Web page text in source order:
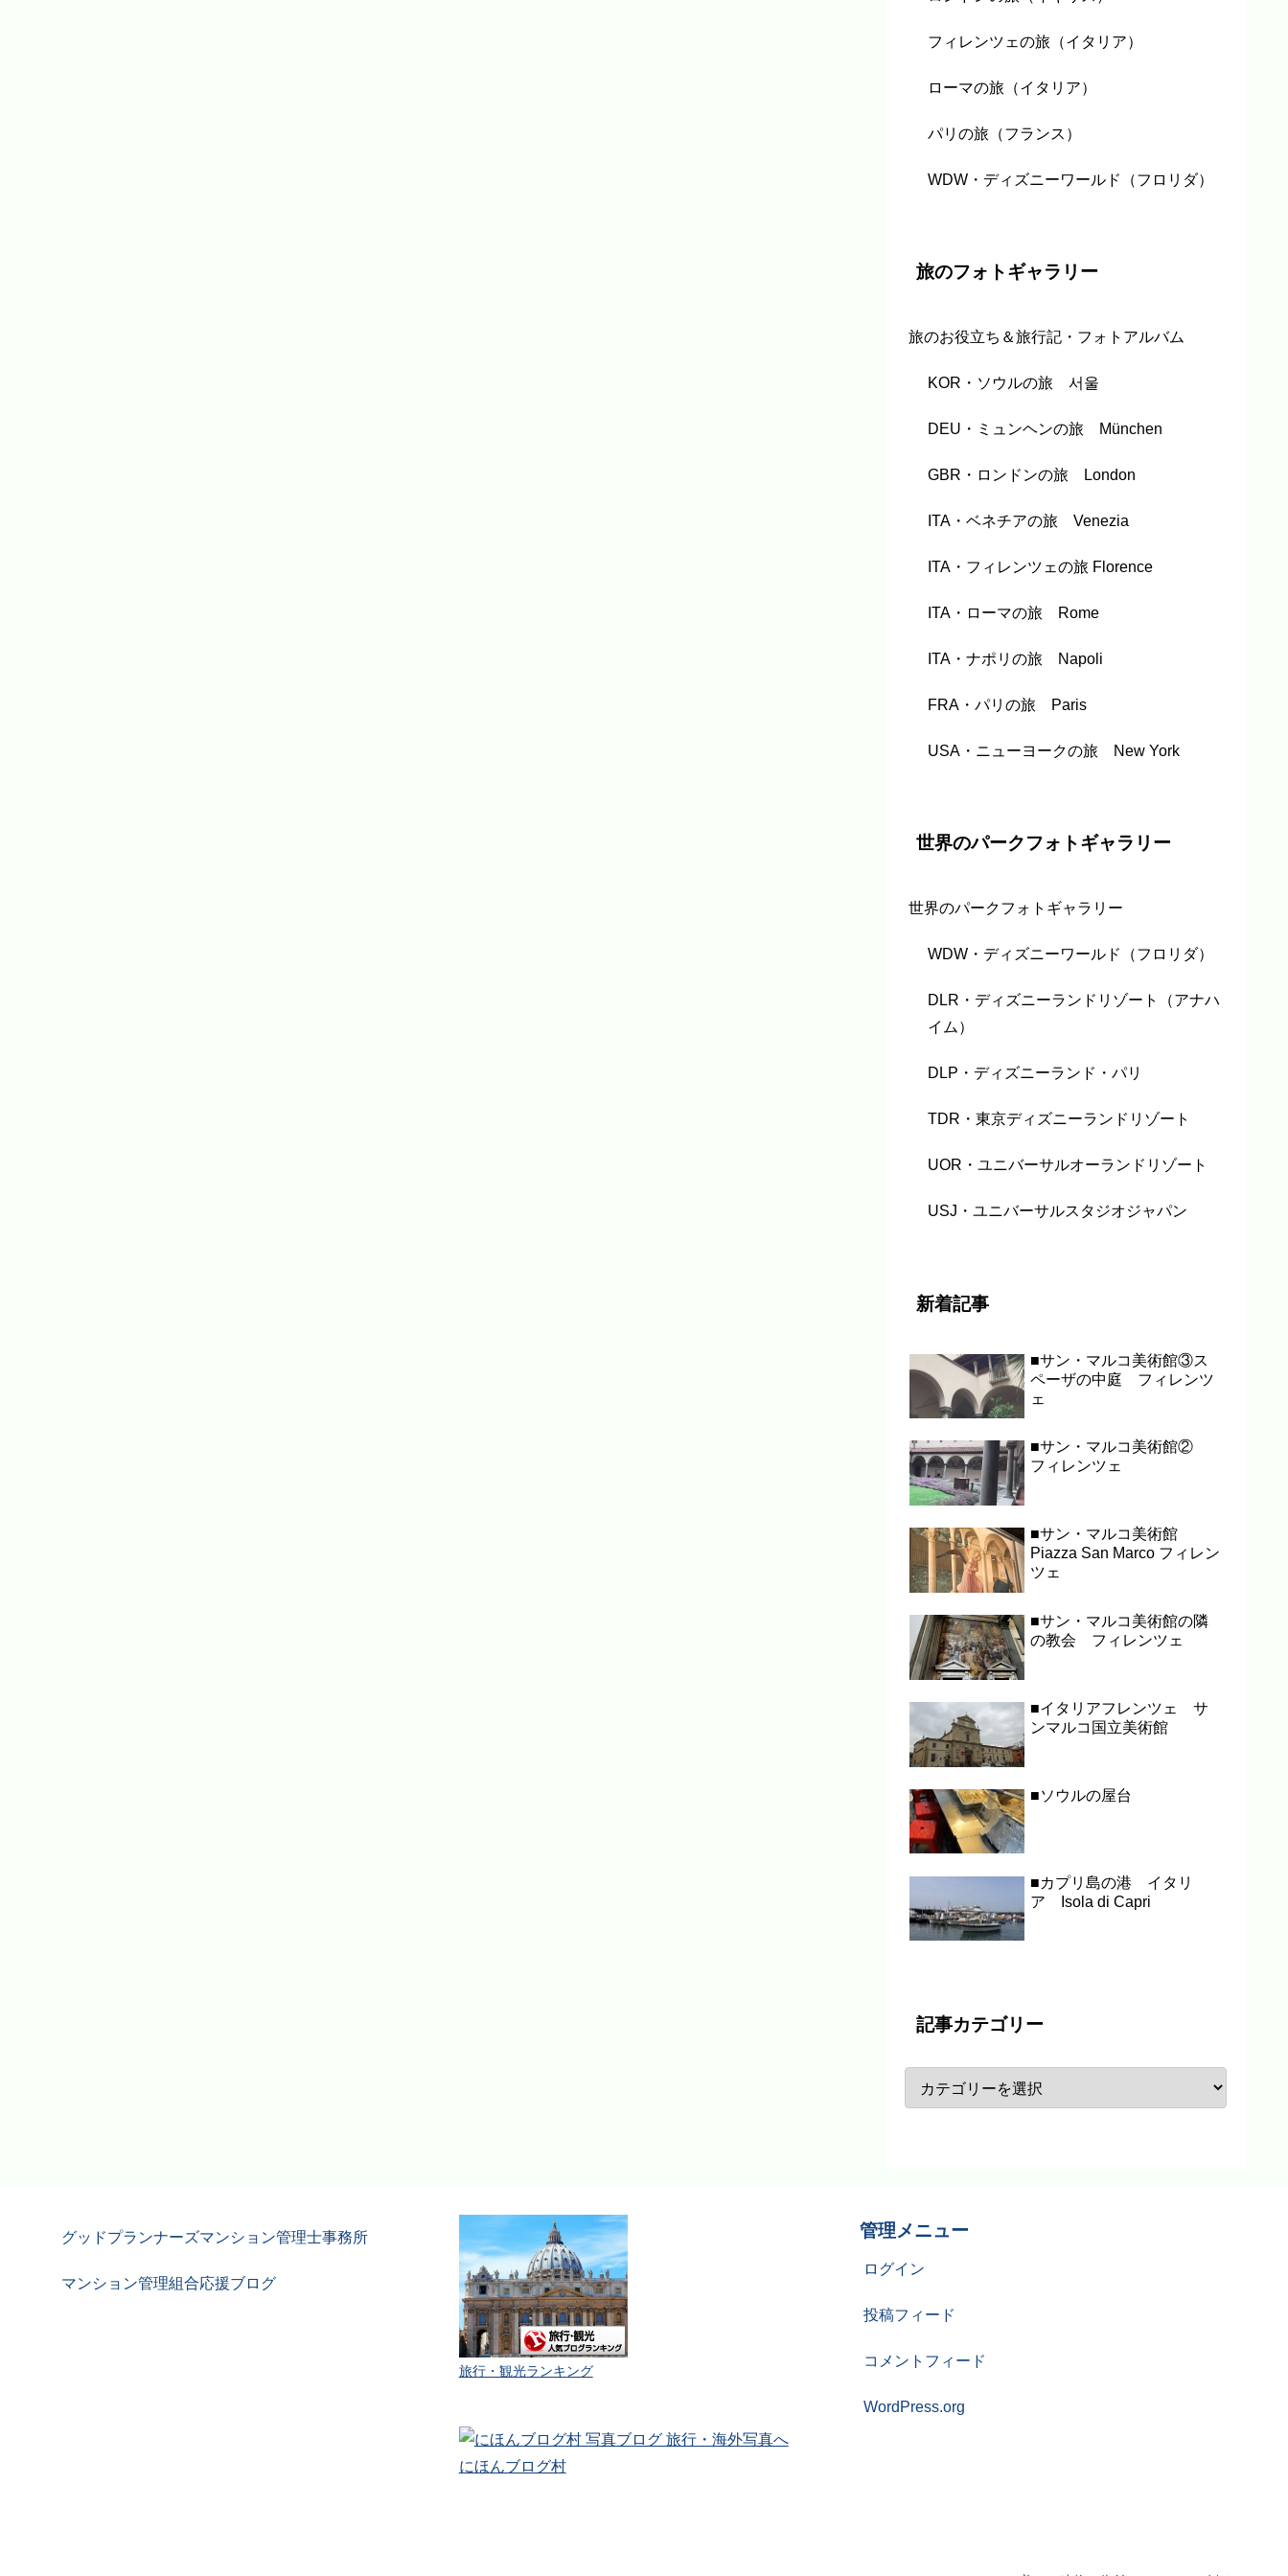
フィレンツェの旅（イタリア）
ローマの旅（イタリア）
パリの旅（フランス）
WDW・ディズニーワールド（フロリダ）
旅のフォトギャラリー
旅のお役立ち＆旅行記・フォトアルバム
KOR・ソウルの旅 서울
DEU・ミュンヘンの旅 München
GBR・ロンドンの旅 London
ITA・ベネチアの旅 Venezia
ITA・フィレンツェの旅 Florence
ITA・ローマの旅 Rome
ITA・ナポリの旅 Napoli
FRA・パリの旅 Paris
USA・ニューヨークの旅 New York
世界のパークフォトギャラリー
世界のパークフォトギャラリー
WDW・ディズニーワールド（フロリダ）
DLR・ディズニーランドリゾート（アナハ
イム）
DLP・ディズニーランド・パリ
TDR・東京ディズニーランドリゾート
UOR・ユニバーサルオーランドリゾート
USJ・ユニバーサルスタジオジャパン
新着記事
■サン・マルコ美術館③ス
ペーザの中庭 フィレンツ
ェ
■サン・マルコ美術館②
フィレンツェ
■サン・マルコ美術館
Piazza San Marco フィレン
ツェ
■サン・マルコ美術館の隣
の教会 フィレンツェ
■イタリアフレンツェ サ
ンマルコ国立美術館
■ソウルの屋台
■カプリ島の港 イタリ
ア Isola di Capri
記事カテゴリー
グッドプランナーズマンション管理士事務所
マンション管理組合応援ブログ
旅行・観光ランキング
にほんブログ村
管理メニュー
ログイン
投稿フィード
コメントフィード
WordPress.org